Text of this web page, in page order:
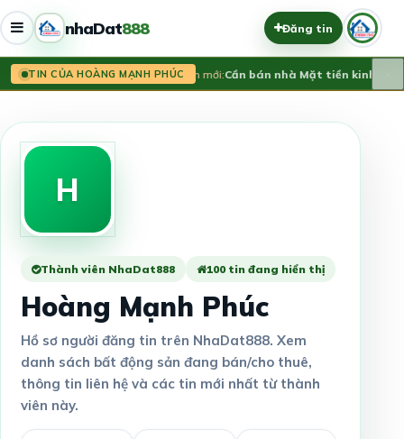
nhaDat888 Đăng tin
TIN CỦA HOÀNG MẠNH PHÚCTin mới:Cần bán nhà Mặt tiền kinh
H
Thành viên NhaDat888 100 tin đang hiển thị
Hoàng Mạnh Phúc
Hồ sơ người đăng tin trên NhaDat888. Xem
danh sách bất động sản đang bán/cho thuê,
thông tin liên hệ và các tin mới nhất từ thành
viên này.